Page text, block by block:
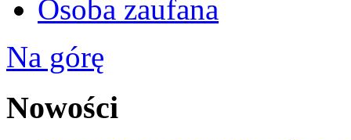
Osoba zaufana
Na górę
Nowości